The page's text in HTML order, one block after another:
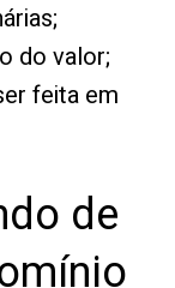
do valor;
feita em
de